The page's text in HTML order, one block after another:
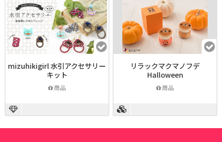
mizuhikigirl 水引アクセサリー
キット
商品
リラックマクマノフデ
Halloween
商品